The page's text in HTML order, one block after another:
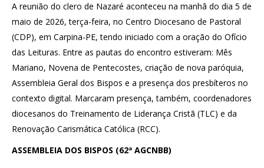
A reunião do clero de Nazaré aconteceu na manhã do dia 5 de
maio de 2026, terça-feira, no Centro Diocesano de Pastoral
(CDP), em Carpina-PE, tendo iniciado com a oração do Ofício
das Leituras. Entre as pautas do encontro estiveram: Mês
Mariano, Novena de Pentecostes, criação de nova paróquia,
Assembleia Geral dos Bispos e a presença dos presbíteros no
contexto digital. Marcaram presença, também, coordenadores
diocesanos do Treinamento de Liderança Cristã (TLC) e da
Renovação Carismática Católica (RCC).
ASSEMBLEIA DOS BISPOS (62ª AGCNBB)